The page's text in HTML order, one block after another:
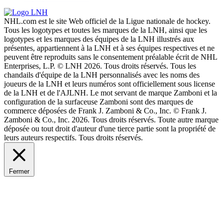
NHL.com est le site Web officiel de la Ligue nationale de hockey.
Tous les logotypes et toutes les marques de la LNH, ainsi que les
logotypes et les marques des équipes de la LNH illustrés aux
présentes, appartiennent à la LNH et à ses équipes respectives et ne
peuvent être reproduits sans le consentement préalable écrit de NHL
Enterprises, L.P. © LNH 2026. Tous droits réservés. Tous les
chandails d'équipe de la LNH personnalisés avec les noms des
joueurs de la LNH et leurs numéros sont officiellement sous license
de la LNH et de l'AJLNH. Le mot servant de marque Zamboni et la
configuration de la surfaceuse Zamboni sont des marques de
commerce déposées de Frank J. Zamboni & Co., Inc. © Frank J.
Zamboni & Co., Inc. 2026. Tous droits réservés. Toute autre marque
déposée ou tout droit d'auteur d'une tierce partie sont la propriété de
leurs auteurs respectifs. Tous droits réservés.
Fermer